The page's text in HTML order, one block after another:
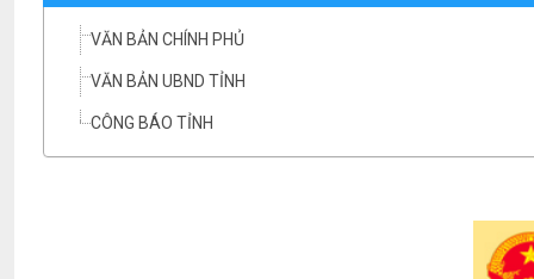
VĂN BẢN CHÍNH PHỦ
VĂN BẢN UBND TỈNH
CÔNG BÁO TỈNH